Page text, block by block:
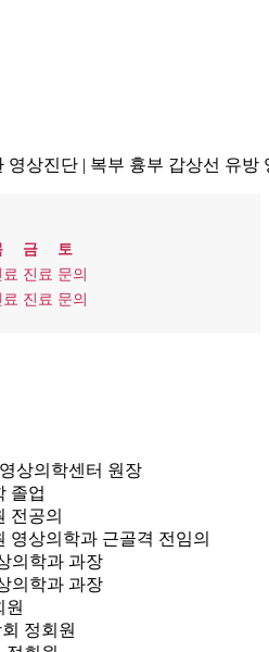
영상진단 | 복부 흉부 갑상선 유방
금
토
진료 문의
진료 문의
상의학센터 원장
졸업
전공의
영상의학과 근골격 전임의
의학과 과장
의학과 과장
원
정회원